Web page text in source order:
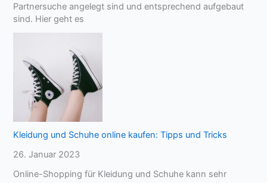
Partnersuche angelegt sind und entsprechend aufgebaut
sind. Hier geht es
Kleidung und Schuhe online kaufen: Tipps und Tricks
26. Januar 2023
Online-Shopping für Kleidung und Schuhe kann sehr